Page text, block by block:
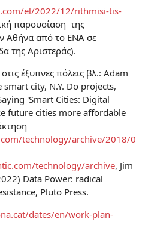
el/2022/12/rithmisi-tis-
παρουσίαση της
Αθήνα από το ΕΝΑ σε
της Αριστεράς).
έξυπνες πόλεις βλ.: Adam
city, N.Y. Do projects,
'Smart Cities: Digital
future cities more affordable
technology/archive/2018/0
technology/archive, Jim
Data Power: radical
Pluto Press.
dates/en/work-plan-